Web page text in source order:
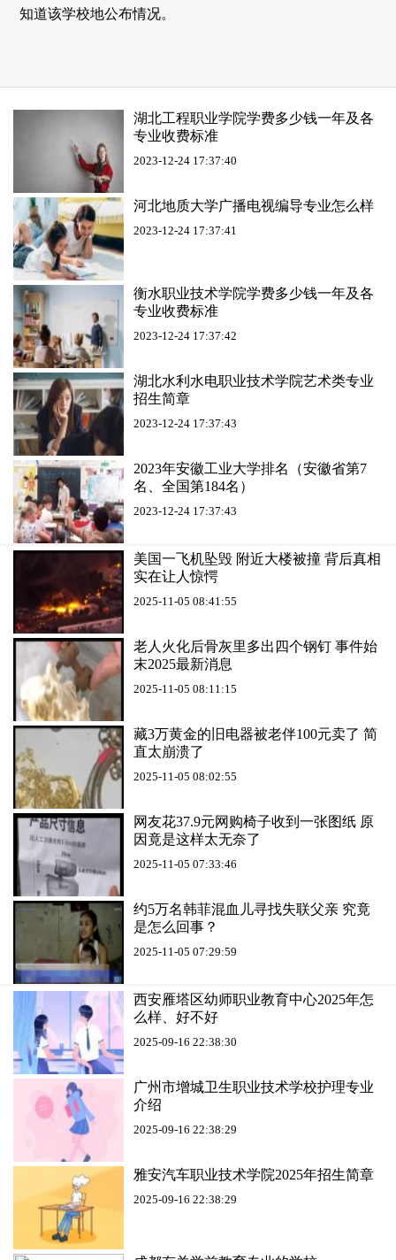
知道该学校地公布情况。
湖北工程职业学院学费多少钱一年及各
专业收费标准
2023-12-24 17:37:40
河北地质大学广播电视编导专业怎么样
2023-12-24 17:37:41
衡水职业技术学院学费多少钱一年及各
专业收费标准
2023-12-24 17:37:42
湖北水利水电职业技术学院艺术类专业
招生简章
2023-12-24 17:37:43
2023年安徽工业大学排名（安徽省第7
名、全国第184名）
2023-12-24 17:37:43
美国一飞机坠毁 附近大楼被撞 背后真相
实在让人惊愕
2025-11-05 08:41:55
老人火化后骨灰里多出四个钢钉 事件始
末2025最新消息
2025-11-05 08:11:15
藏3万黄金的旧电器被老伴100元卖了 简
直太崩溃了
2025-11-05 08:02:55
网友花37.9元网购椅子收到一张图纸 原
因竟是这样太无奈了
2025-11-05 07:33:46
约5万名韩菲混血儿寻找失联父亲 究竟
是怎么回事？
2025-11-05 07:29:59
西安雁塔区幼师职业教育中心2025年怎
么样、好不好
2025-09-16 22:38:30
广州市增城卫生职业技术学校护理专业
介绍
2025-09-16 22:38:29
雅安汽车职业技术学院2025年招生简章
2025-09-16 22:38:29